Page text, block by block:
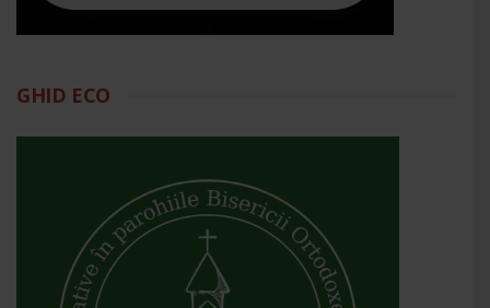
GHID ECO